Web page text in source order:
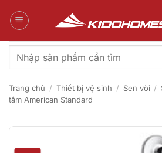
qua
Tìm
kiếm:
Trang chủ / Thiết bị vệ sinh / Sen vòi /
tắm American Standard